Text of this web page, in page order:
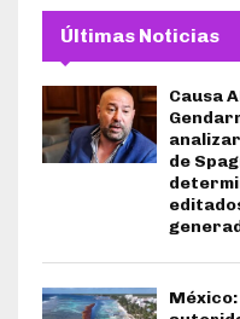
Últimas Noticias
Causa
de